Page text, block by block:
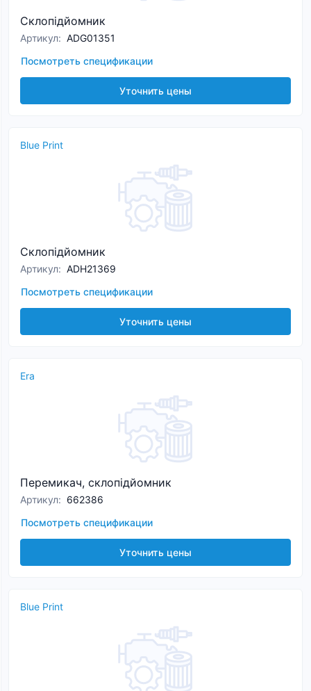
Склопідйомник
Артикул: ADG01351
Посмотреть спецификации
Уточнить цены
Blue Print
Склопідйомник
Артикул: ADH21369
Посмотреть спецификации
Уточнить цены
Era
Перемикач, склопідйомник
Артикул: 662386
Посмотреть спецификации
Уточнить цены
Blue Print